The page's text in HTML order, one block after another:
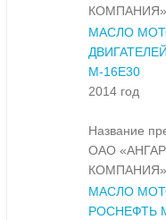
КОМПАНИЯ»
МАСЛО
М-16Е30
2014 год
Название
ОАО
КОМПАНИЯ»
МАСЛО
РОСНЕФТЬ